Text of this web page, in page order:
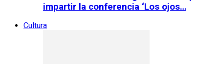
impartir la conferencia ‘Los ojos…
Cultura